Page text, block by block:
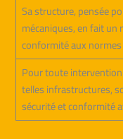
Sa structure, pensée
mécaniques, en fait un
conformité aux
Pour toute
telles infrastructures,
sécurité et conformité